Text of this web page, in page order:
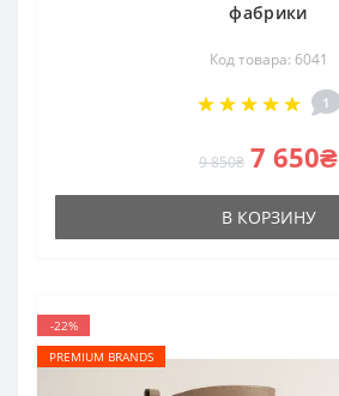
фабрики
Код товара: 6041
1
9 850₴ 7 650₴
В КОРЗИНУ
-22%
PREMIUM BRANDS